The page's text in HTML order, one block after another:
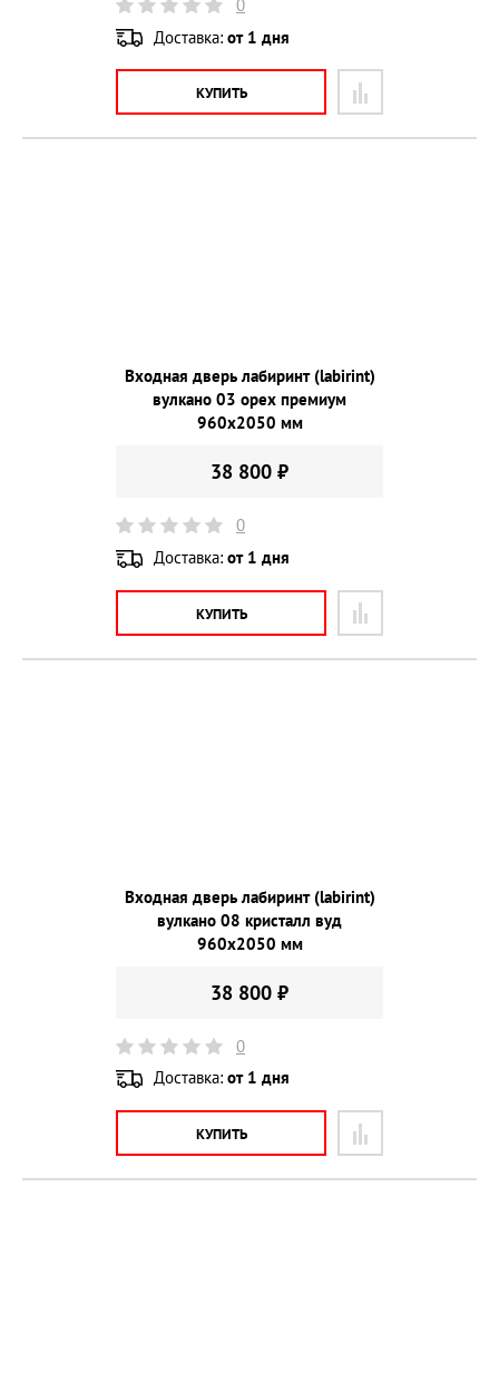
0
Доставка: от 1 дня
КУПИТЬ
Входная дверь лабиринт (labirint)
вулкано 03 орех премиум
960х2050 мм
38 800 ₽
0
Доставка: от 1 дня
КУПИТЬ
Входная дверь лабиринт (labirint)
вулкано 08 кристалл вуд
960х2050 мм
38 800 ₽
0
Доставка: от 1 дня
КУПИТЬ